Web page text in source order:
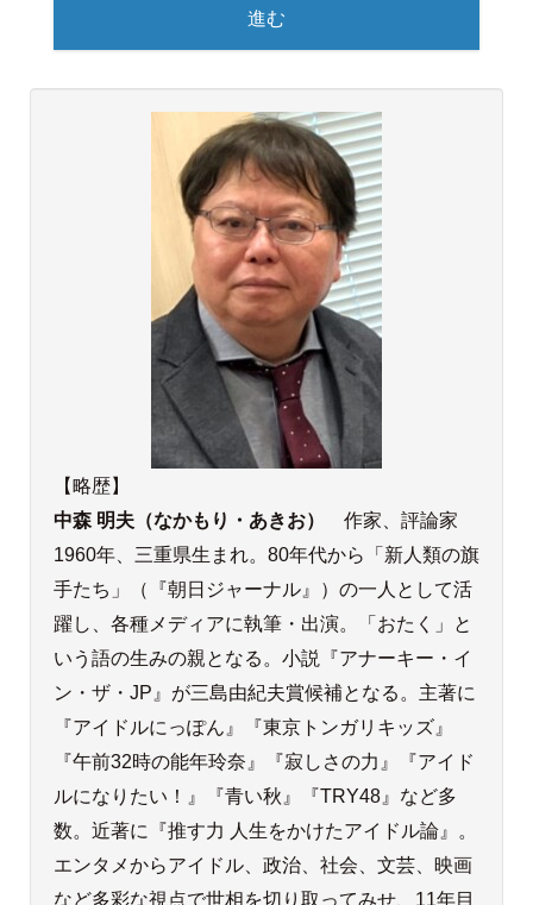
進む
【略歴】
中森 明夫（なかもり・あきお）
作家、評論家
1960年、三重県生まれ。80年代から「新人類の旗
手たち」（『朝日ジャーナル』）の一人として活
躍し、各種メディアに執筆・出演。「おたく」と
いう語の生みの親となる。小説『アナーキー・イ
ン・ザ・JP』が三島由紀夫賞候補となる。主著に
『アイドルにっぽん』『東京トンガリキッズ』
『午前32時の能年玲奈』『寂しさの力』『アイド
ルになりたい！』『青い秋』『TRY48』など多
数。近著に『推す力 人生をかけたアイドル論』。
エンタメからアイドル、政治、社会、文芸、映画
など多彩な視点で世相を切り取ってみせ、11年目